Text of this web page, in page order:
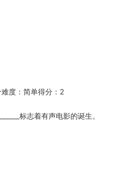
度：简单得分：2
标志着有声电影的诞生。